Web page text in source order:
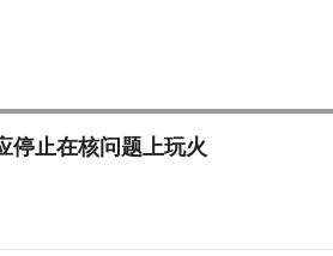
止在核问题上玩火